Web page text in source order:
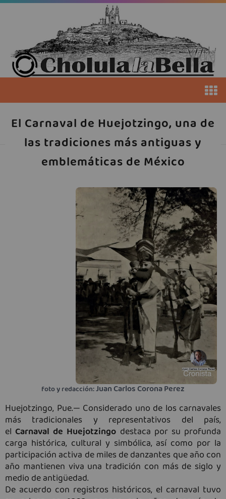
El Carnaval de Huejotzingo, una de
las tradiciones más antiguas y
emblemáticas de México
foto y redacción:Juan Carlos Corona Perez
Huejotzingo, Pue.— Considerado uno de los carnavales
más tradicionales y representativos del país,
el Carnaval de Huejotzingo destaca por su profunda
carga histórica, cultural y simbólica, así como por la
participación activa de miles de danzantes que año con
año mantienen viva una tradición con más de siglo y
medio de antigüedad.
De acuerdo con registros históricos, el carnaval tuvo